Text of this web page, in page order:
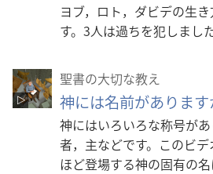
ヨブ，ロト，ダビデの生
す。3人は過ちを犯しました
聖書の大切な教え
神には名前がありま
神にはいろいろな称号が
者，主などです。このビ
ほど登場する神の固有の名